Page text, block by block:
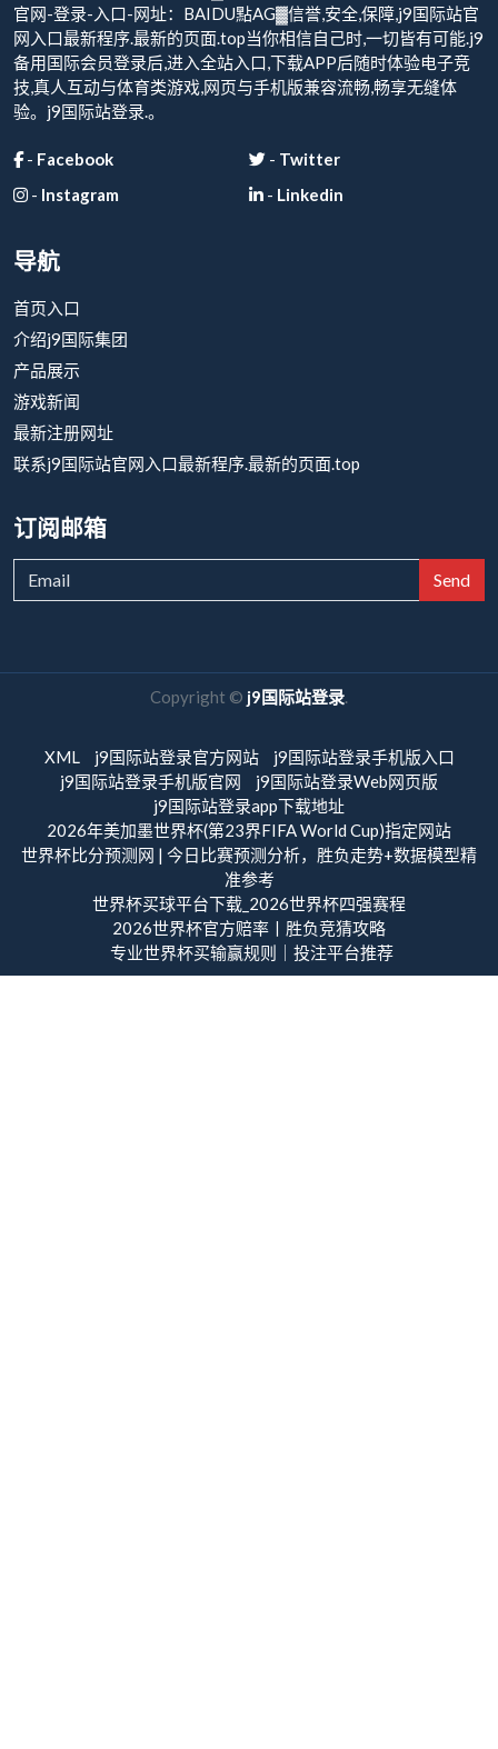
官网-登录-入口-网址：BAIDU點AG▓信誉,安全,保障,j9国际站官
网入口最新程序.最新的页面.top当你相信自己时,一切皆有可能.j9
备用国际会员登录后,进入全站入口,下载APP后随时体验电子竞
技,真人互动与体育类游戏,网页与手机版兼容流畅,畅享无缝体
验。j9国际站登录.。
- Facebook - Twitter
- Instagram - Linkedin
导航
首页入口
介绍j9国际集团
产品展示
游戏新闻
最新注册网址
联系j9国际站官网入口最新程序.最新的页面.top
订阅邮箱
Send
Copyright © j9国际站登录.
XML j9国际站登录官方网站
j9国际站登录手机版入口
j9国际站登录手机版官网
j9国际站登录Web网页版
j9国际站登录app下载地址
2026年美加墨世界杯(第23界FIFA World Cup)指定网站
世界杯比分预测网 | 今日比赛预测分析，胜负走势+数据模型精
准参考
世界杯买球平台下载_2026世界杯四强赛程
2026世界杯官方赔率丨胜负竞猜攻略
专业世界杯买输赢规则｜投注平台推荐